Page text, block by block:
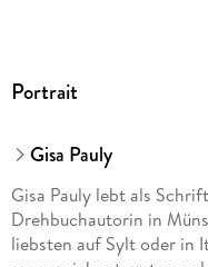
Portrait
Gisa Pauly
Gisa Pauly lebt als
Drehbuchautorin in
liebsten auf Sylt oder in